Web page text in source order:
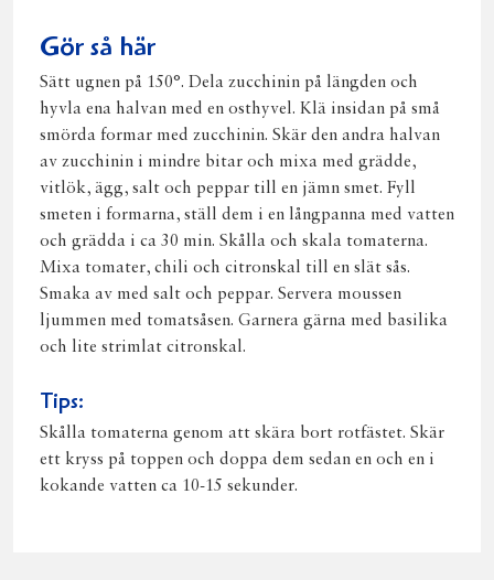
Gör så här
Sätt ugnen på 150°. Dela zucchinin på längden och
hyvla ena halvan med en osthyvel. Klä insidan på små
smörda formar med zucchinin. Skär den andra halvan
av zucchinin i mindre bitar och mixa med grädde,
vitlök, ägg, salt och peppar till en jämn smet. Fyll
smeten i formarna, ställ dem i en långpanna med vatten
och grädda i ca 30 min. Skålla och skala tomaterna.
Mixa tomater, chili och citronskal till en slät sås.
Smaka av med salt och peppar. Servera moussen
ljummen med tomatsåsen. Garnera gärna med basilika
och lite strimlat citronskal.
Tips:
Skålla tomaterna genom att skära bort rotfästet. Skär
ett kryss på toppen och doppa dem sedan en och en i
kokande vatten ca 10-15 sekunder.